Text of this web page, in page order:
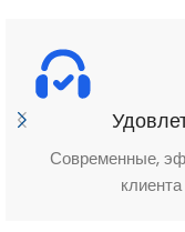
Современные,